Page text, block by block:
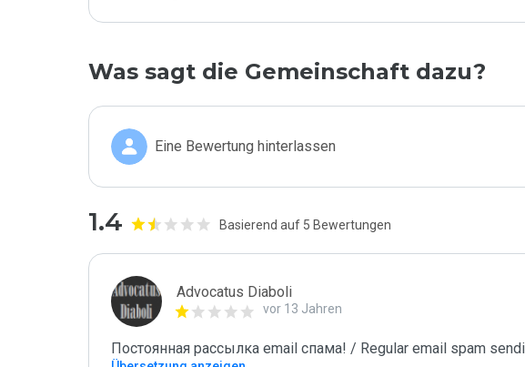
Was sagt die Gemeinschaft dazu?
Eine Bewertung hinterlassen
1.4 Basierend auf 5 Bewertungen
Advocatus Diaboli
vor 13 Jahren
Постоянная рассылка email спама! / Regular email spam